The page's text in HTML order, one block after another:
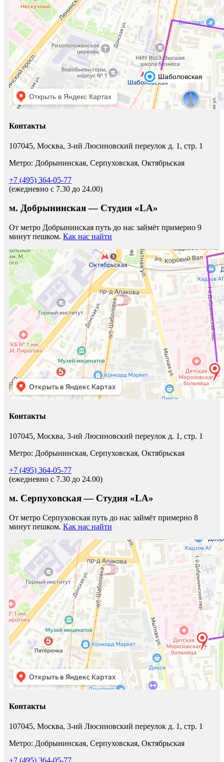
Контакты
107045, Москва, 3-ий Люсиновский переулок д. 1, стр. 1
Метро: Добрынинская, Серпуховская, Октябрьская
+7 (495) 364-05-77
(ежедневно c 7.30 до 24.00)
м. Добрынинская — Студия «LA»
От метро Добрынинская путь до нас займёт примерно 9
минут пешком. Как нас найти
Контакты
107045, Москва, 3-ий Люсиновский переулок д. 1, стр. 1
Метро: Добрынинская, Серпуховская, Октябрьская
+7 (495) 364-05-77
(ежедневно c 7.30 до 24.00)
м. Серпуховская — Студия «LA»
От метро Серпуховская путь до нас займёт примерно 8
минут пешком. Как нас найти
Контакты
107045, Москва, 3-ий Люсиновский переулок д. 1, стр. 1
Метро: Добрынинская, Серпуховская, Октябрьская
+7 (495) 364-05-77